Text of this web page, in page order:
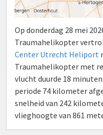
Op donderdag 28 mei
Traumahelikopter
Center Utrecht Heliport
Traumahelikopter met
vlucht duurde 18
periode 74 kilometer
snelheid van 242
vlieghoogte van 861